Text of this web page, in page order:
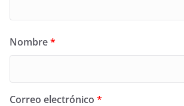
Nombre*
Correo electrónico *